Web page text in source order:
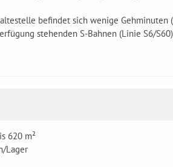
befindet sich wenige
stehenden S-Bahnen (Linie S6/
620 m²
Lager